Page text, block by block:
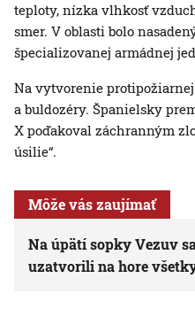
teploty, nízka vlhkosť
smer. V oblasti bolo
špecializovanej armádnej
Na vytvorenie
a buldozéry. Španielsky
X poďakoval záchranným
úsilie“.
Môže vás zaujímať
Na úpätí sopky Vezuv
uzatvorili na hore